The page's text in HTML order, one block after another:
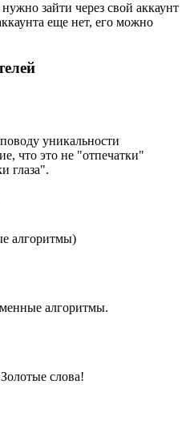
зайти через свой аккаунт
еще нет, его можно
уникальности
что это не "отпечатки"
глаза".
алгоритмы)
алгоритмы.
слова!